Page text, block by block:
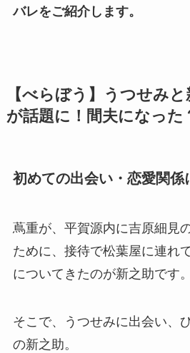
バレをご紹介します。
【べらぼう】うつせみ
が話題に！間夫になった
初めての出会い・恋愛関係
蔦重が、平賀源内に吉原細見
ために、接待で松葉屋に連れ
についてきたのが新之助です。
そこで、うつせみに出会い、
の新之助。